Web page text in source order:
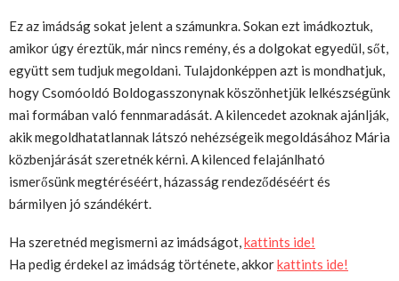
Ez az imádság sokat jelent a számunkra. Sokan ezt imádkoztuk,
amikor úgy éreztük, már nincs remény, és a dolgokat egyedül, sőt,
együtt sem tudjuk megoldani. Tulajdonképpen azt is mondhatjuk,
hogy Csomóoldó Boldogasszonynak köszönhetjük lelkészségünk
mai formában való fennmaradását. A kilencedet azoknak ajánlják,
akik megoldhatatlannak látszó nehézségeik megoldásához Mária
közbenjárását szeretnék kérni. A kilenced felajánlható
ismerősünk megtéréséért, házasság rendeződéséért és
bármilyen jó szándékért.
Ha szeretnéd megismerni az imádságot,kattints ide!
Ha pedig érdekel az imádság története, akkorkattints ide!